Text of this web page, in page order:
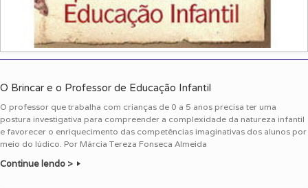
O Brincar e o Professor de Educação Infantil
O professor que trabalha com crianças de 0 a 5 anos precisa ter uma
postura investigativa para compreender a complexidade da natureza infantil
e favorecer o enriquecimento das competências imaginativas dos alunos por
meio do lúdico. Por Márcia Tereza Fonseca Almeida
Continue lendo >